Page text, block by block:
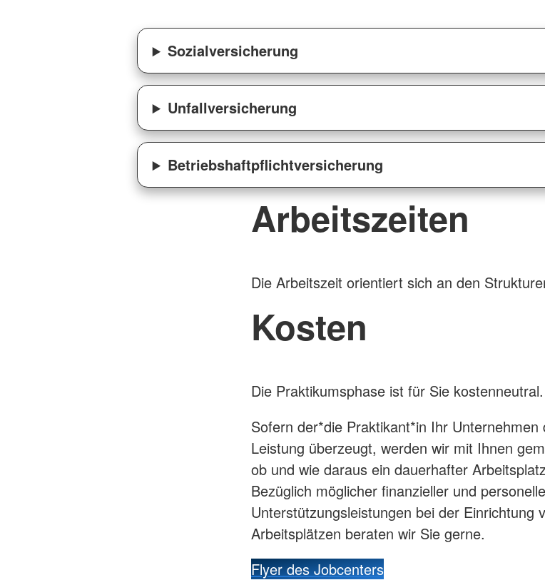
Sozialversicherung
Unfallversicherung
Betriebshaftpflichtversicherung
Arbeitszeiten
Die Arbeitszeit orientiert sich an den
Kosten
Die Praktikumsphase ist für Sie kostenneutral.
Sofern der*die Praktikant*in Ihr
Leistung überzeugt, werden wir mit Ihnen
ob und wie daraus ein dauerhafter
Bezüglich möglicher finanzieller und
Unterstützungsleistungen bei der Einrichtung
Arbeitsplätzen beraten wir Sie gerne.
Flyer des Jobcenters